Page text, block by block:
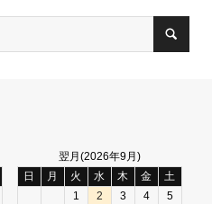
翌月(2026年9月)
日
月 火 水 木 金
土
1
2 3 4
5